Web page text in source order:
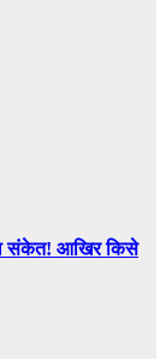
संकेत! आखिर किसे